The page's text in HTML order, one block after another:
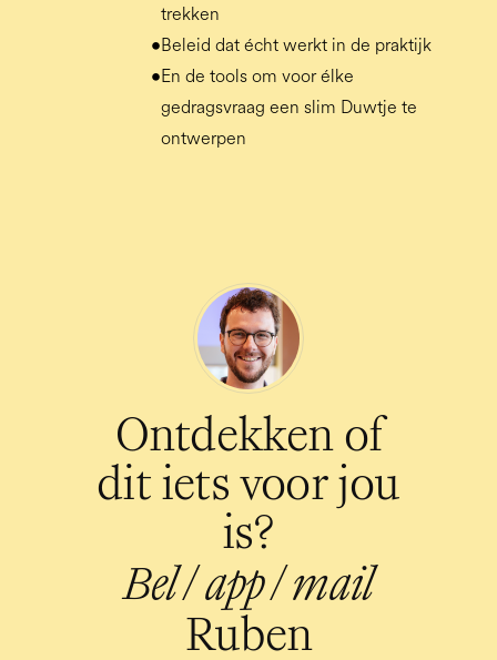
trekken
•Beleid dat écht werkt in de praktijk
•En de tools om voor élke
gedragsvraag een slim Duwtje te
ontwerpen
Ontdekken of
dit iets voor jou
is?
Bel/app/mail
Ruben